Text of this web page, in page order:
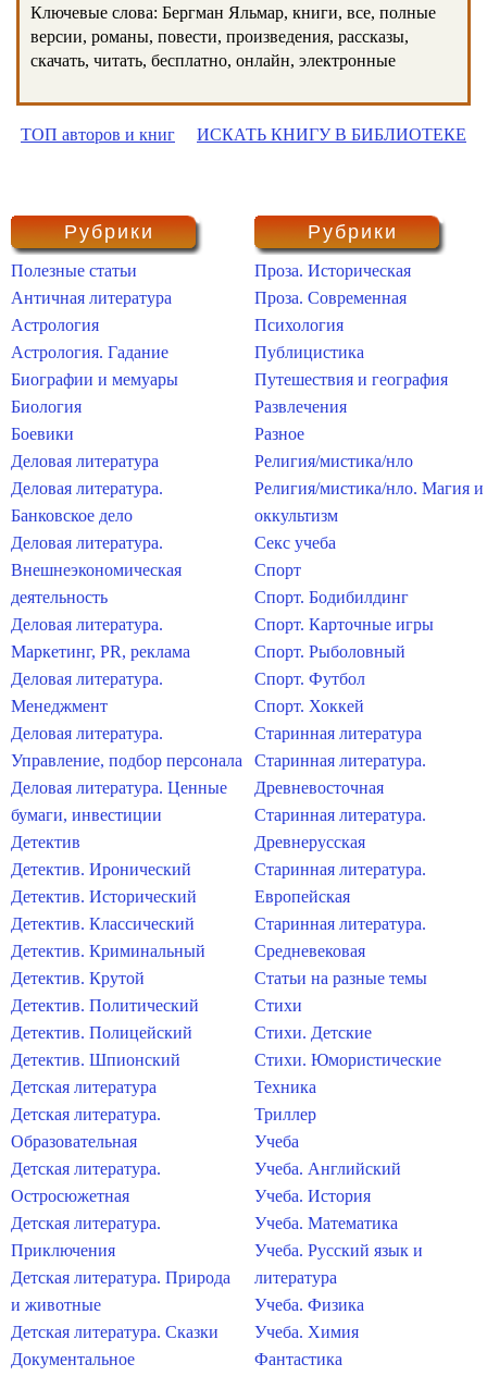
Ключевые слова: Бергман Яльмар, книги, все, полные
версии, романы, повести, произведения, рассказы,
скачать, читать, бесплатно, онлайн, электронные
ТОП авторов и книг ИСКАТЬ КНИГУ В БИБЛИОТЕКЕ
Рубрики
Полезные статьи
Античная литература
Астрология
Астрология. Гадание
Биографии и мемуары
Биология
Боевики
Деловая литература
Деловая литература.
Банковское дело
Деловая литература.
Внешнеэкономическая
деятельность
Деловая литература.
Маркетинг, PR, реклама
Деловая литература.
Менеджмент
Деловая литература.
Управление, подбор персонала
Деловая литература. Ценные
бумаги, инвестиции
Детектив
Детектив. Иронический
Детектив. Исторический
Детектив. Классический
Детектив. Криминальный
Детектив. Крутой
Детектив. Политический
Детектив. Полицейский
Детектив. Шпионский
Детская литература
Детская литература.
Образовательная
Детская литература.
Остросюжетная
Детская литература.
Приключения
Детская литература. Природа
и животные
Детская литература. Сказки
Документальное
Рубрики
Проза. Историческая
Проза. Современная
Психология
Публицистика
Путешествия и география
Развлечения
Разное
Религия/мистика/нло
Религия/мистика/нло. Магия и
оккультизм
Секс учеба
Спорт
Спорт. Бодибилдинг
Спорт. Карточные игры
Спорт. Рыболовный
Спорт. Футбол
Спорт. Хоккей
Старинная литература
Старинная литература.
Древневосточная
Старинная литература.
Древнерусская
Старинная литература.
Европейская
Старинная литература.
Средневековая
Статьи на разные темы
Стихи
Стихи. Детские
Стихи. Юмористические
Техника
Триллер
Учеба
Учеба. Английский
Учеба. История
Учеба. Математика
Учеба. Русский язык и
литература
Учеба. Физика
Учеба. Химия
Фантастика